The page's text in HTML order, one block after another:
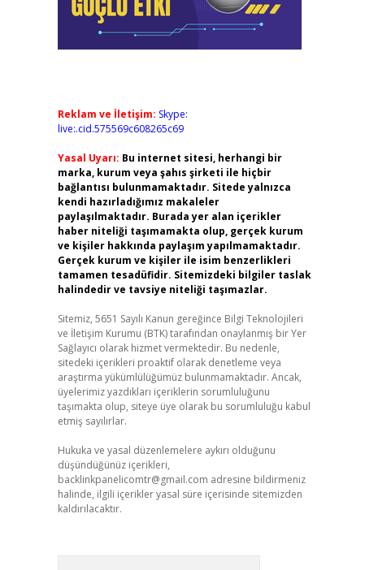
Reklam ve İletişim: Skype:
live:.cid.575569c608265c69
Yasal Uyarı: Bu internet sitesi, herhangi bir
marka, kurum veya şahıs şirketi ile hiçbir
bağlantısı bulunmamaktadır. Sitede yalnızca
kendi hazırladığımız makaleler
paylaşılmaktadır. Burada yer alan içerikler
haber niteliği taşımamakta olup, gerçek kurum
ve kişiler hakkında paylaşım yapılmamaktadır.
Gerçek kurum ve kişiler ile isim benzerlikleri
tamamen tesadüfidir. Sitemizdeki bilgiler taslak
halindedir ve tavsiye niteliği taşımazlar.
Sitemiz, 5651 Sayılı Kanun gereğince Bilgi Teknolojileri
ve İletişim Kurumu (BTK) tarafından onaylanmış bir Yer
Sağlayıcı olarak hizmet vermektedir. Bu nedenle,
sitedeki içerikleri proaktif olarak denetleme veya
araştırma yükümlülüğümüz bulunmamaktadır. Ancak,
üyelerimiz yazdıkları içeriklerin sorumluluğunu
taşımakta olup, siteye üye olarak bu sorumluluğu kabul
etmiş sayılırlar.
Hukuka ve yasal düzenlemelere aykırı olduğunu
düşündüğünüz içerikleri,
backlinkpanelicomtr@gmail.com adresine bildirmeniz
halinde, ilgili içerikler yasal süre içerisinde sitemizden
kaldırılacaktır.